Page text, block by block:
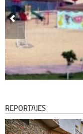
REPORTAJES